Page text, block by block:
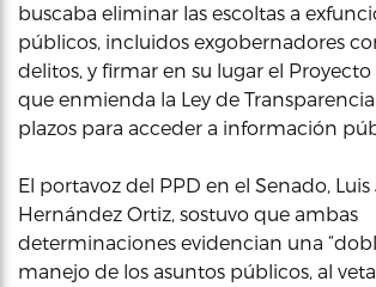
buscaba eliminar las escoltas a
públicos, incluidos exgobernadores
delitos, y firmar en su lugar el Proyecto
que enmienda la Ley de
plazos para acceder a información
El portavoz del PPD en el Senado, Luis
Hernández Ortiz, sostuvo que ambas
determinaciones evidencian una
manejo de los asuntos públicos, al